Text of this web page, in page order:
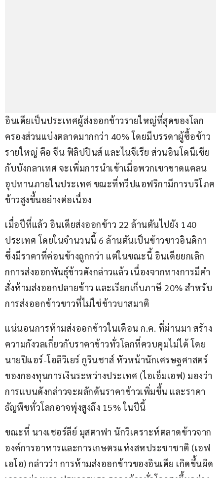
อินเดียเป็นประเทศผู้ส่งออกข้าวรายใหญ่ที่สุดของโลก
ครองส่วนแบ่งตลาดมากกว่า 40% โดยมีบรรดาผู้ซื้อข้าว
รายใหญ่ คือ จีน ฟิลิปปินส์ และไนจีเรีย ส่วนอินโดนีเซีย
กับบังกลาเทศ จะเพิ่มการนำเข้าเมื่อพวกเขาขาดแคลน
อุปทานภายในประเทศ ขณะที่ทวีปแอฟริกามีการบริโภค
ข้าวสูงขึ้นอย่างต่อเนื่อง
เมื่อปีที่แล้ว อินเดียส่งออกข้าว 22 ล้านตันไปยัง 140
ประเทศ โดยในจำนวนนี้ 6 ล้านตันเป็นข้าวขาวอินดิกา
ซึ่งมีราคาที่ค่อนข้างถูกกว่า แต่ในขณะนี้ อินเดียยกเลิก
กการส่งออกพันธุ์ข้าวดังกล่าวแล้ว เนื่องจากทางการมีคำ
สั่งห้ามส่งออกปลายข้าว และเรียกเก็บภาษี 20% สำหรับ
การส่งออกข้าวขาวที่ไม่ใช่ข้าวบาสมาติ
แน่นอนการห้ามส่งออกข้าวในเดือน ก.ค. ที่ผ่านมา สร้าง
ความกังวลเกี่ยวกับราคาข้าวทั่วโลกที่ควบคุมไม่ได้ โดย
นายปิแอร์-โอลิวิเยร์ กูรินชาส์ หัวหน้านักเศรษฐศาสตร์
ของกองทุนการเงินระหว่างประเทศ (ไอเอ็มเอฟ) มองว่า
การแบนดังกล่าวจะผลักดันราคาข้าวเพิ่มขึ้น และราคา
ธัญพืชทั่วโลกอาจพุ่งสูงถึง 15% ในปีนี้
ขณะที่ นางเชอร์ลีย์ มุสตาฟา นักวิเคราะห์ตลาดข้าวจาก
องค์การอาหารและการเกษตรแห่งสหประชาชาติ (เอฟ
เอโอ) กล่าวว่า การห้ามส่งออกข้าวของอินเดีย เกิดขึ้นผิด